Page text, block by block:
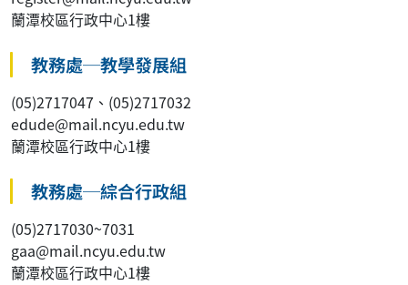
蘭潭校區行政中心1樓
教務處─教學發展組
(05)2717047、(05)2717032
edude@mail.ncyu.edu.tw
蘭潭校區行政中心1樓
教務處─綜合行政組
(05)2717030~7031
gaa@mail.ncyu.edu.tw
蘭潭校區行政中心1樓